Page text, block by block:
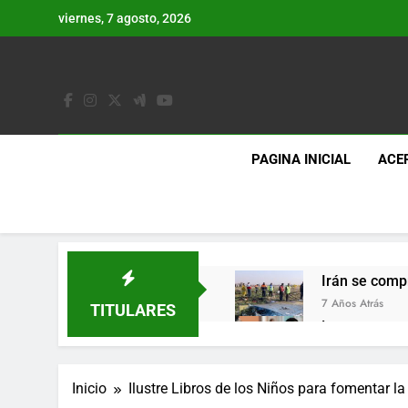
viernes, 7 agosto, 2026
PAGINA INICIAL
TITULARES
Irán se
7 Años Atrás
Lo que se
7 Años Atrás
7 Años Atrás
Inicio Ilustre Libros de los Niños para fomentar